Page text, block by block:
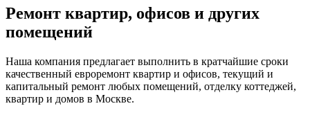
Ремонт квартир, офисов и других
помещений
Наша компания предлагает выполнить в кратчайшие сроки
качественный евроремонт квартир и офисов, текущий и
капитальный ремонт любых помещений, отделку коттеджей,
квартир и домов в Москве.